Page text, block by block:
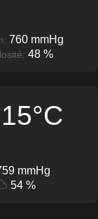
760 mmHg
48 %
mmHg
54 %